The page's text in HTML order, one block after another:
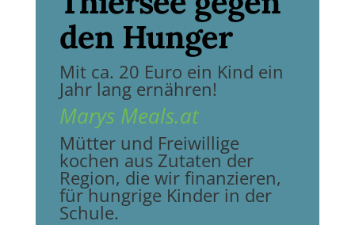
den Hunger
Mit ca. 20 Euro ein Kind ein
Jahr lang ernähren!
Marys Meals.at
Mütter und Freiwillige
kochen aus Zutaten der
Region, die wir finanzieren,
für hungrige Kinder in der
Schule.